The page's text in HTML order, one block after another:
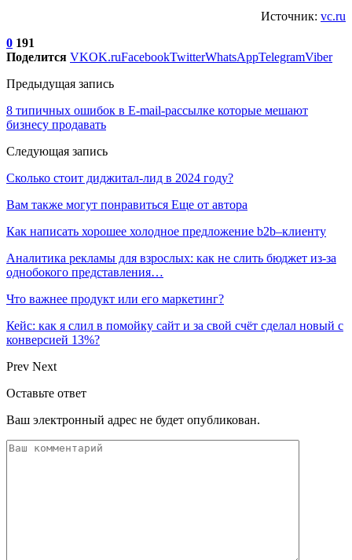
Источник: vc.ru
0 191
Поделится VKOK.ruFacebookTwitterWhatsAppTelegramViber
Предыдущая запись
8 типичных ошибок в E-mail-рассылке которые мешают
бизнесу продавать
Следующая запись
Сколько стоит диджитал-лид в 2024 году?
Вам также могут понравиться Еще от автора
Как написать хорошее холодное предложение b2b–клиенту
Аналитика рекламы для взрослых: как не слить бюджет из-за
однобокого представления…
Что важнее продукт или его маркетинг?
Кейс: как я слил в помойку сайт и за свой счёт сделал новый с
конверсией 13%?
Prev Next
Оставьте ответ
Ваш электронный адрес не будет опубликован.